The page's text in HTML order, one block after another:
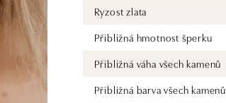
Ryzost zlata
Přibližná hmotnost šperku
Přibližná váha všech kamenů
Přibližná barva všech kamenů